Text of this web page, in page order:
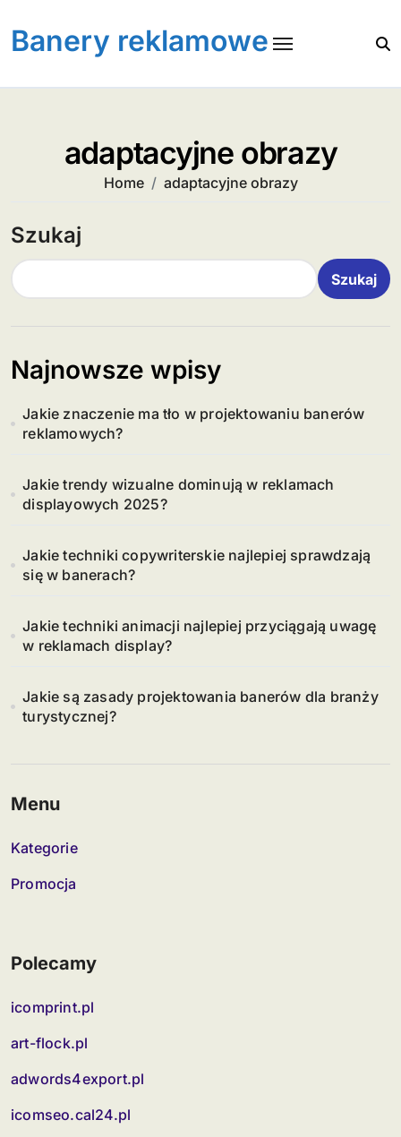
content
Banery reklamowe
adaptacyjne obrazy
Home adaptacyjne obrazy
Szukaj
Szukaj
Najnowsze wpisy
Jakie znaczenie ma tło w projektowaniu banerów
reklamowych?
Jakie trendy wizualne dominują w reklamach
displayowych 2025?
Jakie techniki copywriterskie najlepiej sprawdzają
się w banerach?
Jakie techniki animacji najlepiej przyciągają uwagę
w reklamach display?
Jakie są zasady projektowania banerów dla branży
turystycznej?
Menu
Kategorie
Promocja
Polecamy
icomprint.pl
art-flock.pl
adwords4export.pl
icomseo.cal24.pl